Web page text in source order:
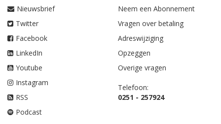
Nieuwsbrief
Twitter
Facebook
LinkedIn
Youtube
Instagram
RSS
Podcast
Neem een Abonnement
Vragen over betaling
Adreswijziging
Opzeggen
Overige vragen
Telefoon:
0251 - 257924